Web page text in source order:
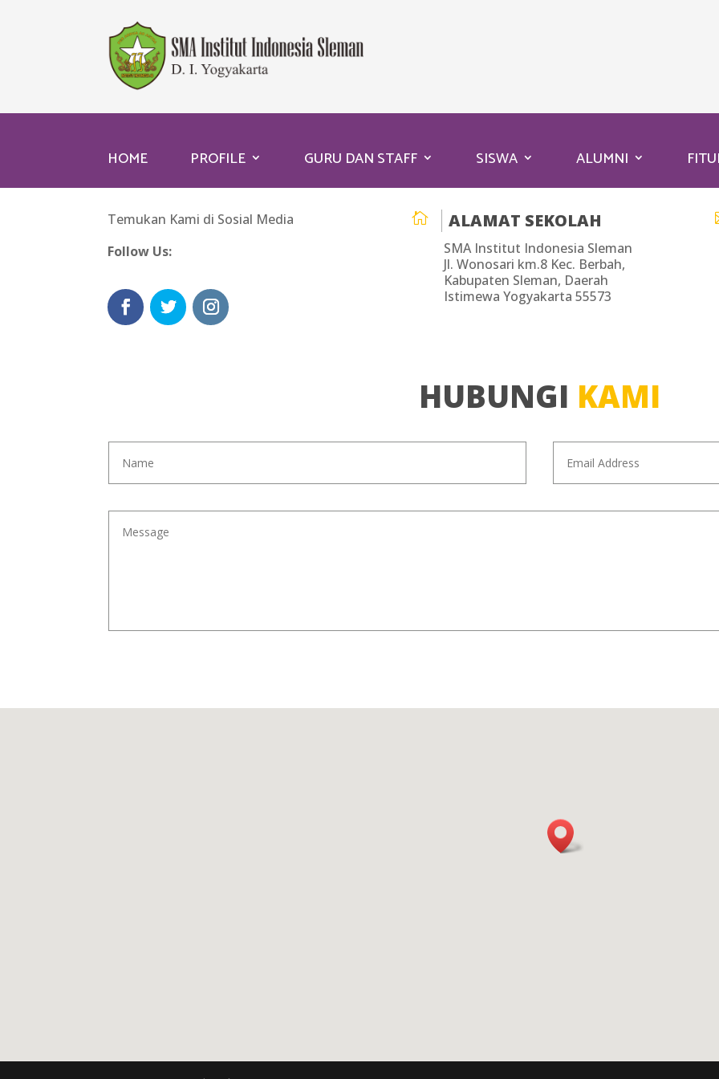
HOME PROFILE GURU DAN STAFF SISWA ALUMNI
Temukan Kami di Sosial Media
Follow Us:
 ALAMAT SEKOLAH
SMA Institut Indonesia Sleman
Jl. Wonosari km.8 Kec. Berbah,
Kabupaten Sleman, Daerah
Istimewa Yogyakarta 55573
HUBUNGI KAMI